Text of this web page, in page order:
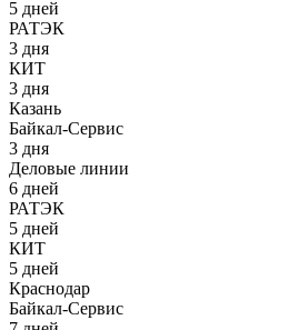
5 дней
РАТЭК
3 дня
КИТ
3 дня
Казань
Байкал-Сервис
3 дня
Деловые линии
6 дней
РАТЭК
5 дней
КИТ
5 дней
Краснодар
Байкал-Сервис